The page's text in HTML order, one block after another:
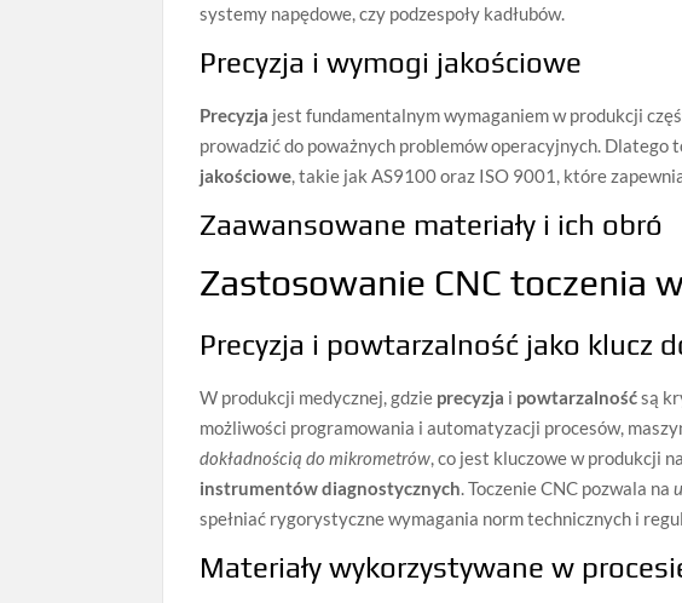
systemy napędowe, czy podzespoły kadłubów.
Precyzja i wymogi jakościowe
Precyzja jest fundamentalnym wymaganiem w produkcji
prowadzić do poważnych problemów operacyjnych. Dlatego
jakościowe, takie jak AS9100 oraz ISO 9001, które
Zaawansowane materiały i ich obró
Zastosowanie CNC toczenia
Precyzja i powtarzalność jako klucz
W produkcji medycznej, gdzie precyzja i powtarzalnośćsą
możliwości programowania i automatyzacji procesów,
dokładnością do mikrometrów, co jest kluczowe w produkcji
instrumentów diagnostycznych. Toczenie CNC pozwala na
spełniać rygorystyczne wymagania norm technicznych i
Materiały wykorzystywane w